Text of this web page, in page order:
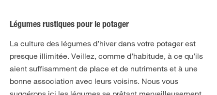
Légumes rustiques pour le potager
La culture des légumes d’hiver dans votre potager est
presque illimitée. Veillez, comme d’habitude, à ce qu’ils
aient suffisamment de place et de nutriments et à une
bonne association avec leurs voisins. Nous vous